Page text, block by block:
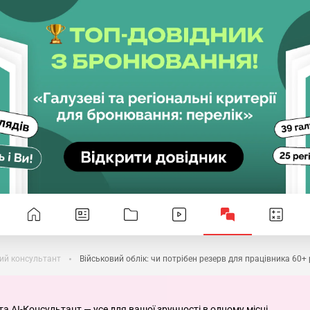
консультант Військовий облік: чи потрібен резерв для працівника 60+